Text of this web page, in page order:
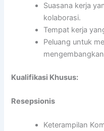
Suasana kerja
kolaborasi.
Tempat kerja
Peluang untuk
Kualifikasi Khusus:
Resepsionis
Keterampilan